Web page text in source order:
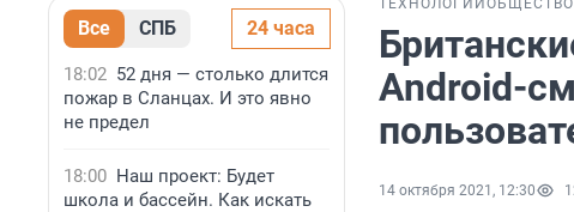
Все СПБ 24 часа
18:02 52 дня — столько длится
пожар в Сланцах. И это явно
не предел
18:00 Наш проект: Будет
школа и бассейн. Как искать
ТЕХНОЛОГИИ ОБЩЕСТВО
Android-
14 октября 2021, 12:30